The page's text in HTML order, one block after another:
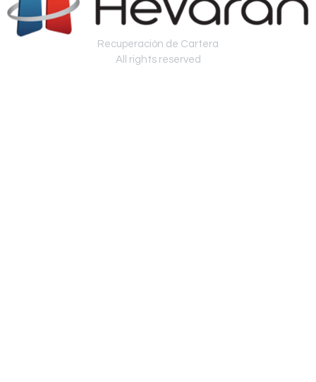
Recuperación de Cartera
All rights reserved